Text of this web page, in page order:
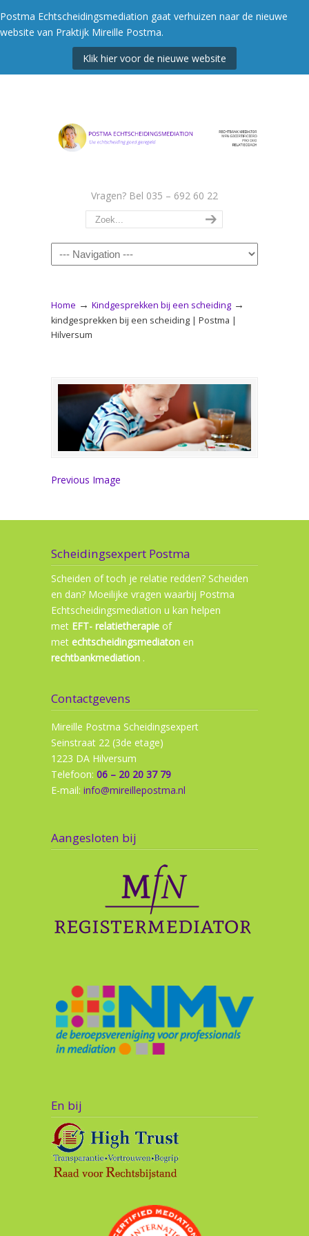
Postma Echtscheidingsmediation gaat verhuizen naar de nieuwe
website van Praktijk Mireille Postma.
Klik hier voor de nieuwe website
Vragen? Bel 035 – 692 60 22
Navigation
Home → Kindgesprekken bij een scheiding →
kindgesprekken bij een scheiding | Postma |
Hilversum
Previous Image
Scheidingsexpert Postma
Scheiden of toch je relatie redden? Scheiden
en dan? Moeilijke vragen waarbij Postma
Echtscheidingsmediation u kan helpen
met EFT- relatietherapie of
met echtscheidingsmediaton en
rechtbankmediation .
Contactgevens
Mireille Postma Scheidingsexpert
Seinstraat 22 (3de etage)
1223 DA Hilversum
Telefoon: 06 – 20 20 37 79
E-mail: info@mireillepostma.nl
Aangesloten bij
En bij